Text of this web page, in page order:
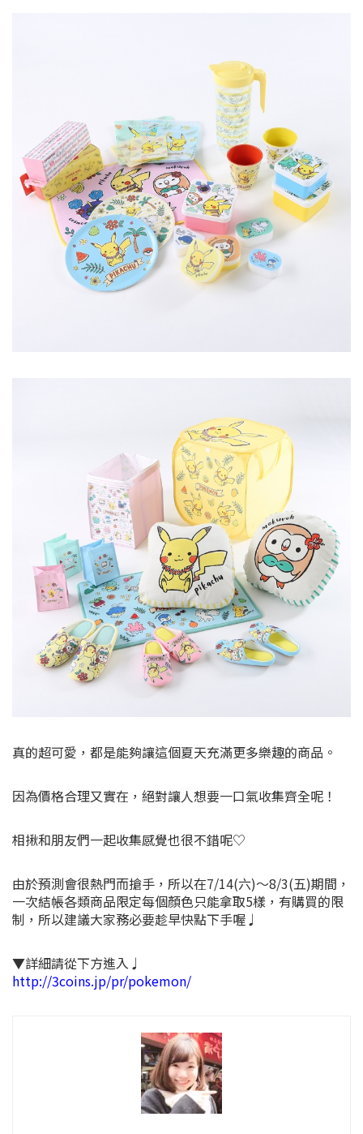
真的超可愛，都是能夠讓這個夏天充滿更多樂趣的商品。
因為價格合理又實在，絕對讓人想要一口氣收集齊全呢！
相揪和朋友們一起收集感覺也很不錯呢♡
由於預測會很熱門而搶手，所以在7/14(六)～8/3(五)期間，
一次結帳各類商品限定每個顏色只能拿取5樣，有購買的限
制，所以建議大家務必要趁早快點下手喔♩
▼詳細請從下方進入♩
http://3coins.jp/pr/pokemon/